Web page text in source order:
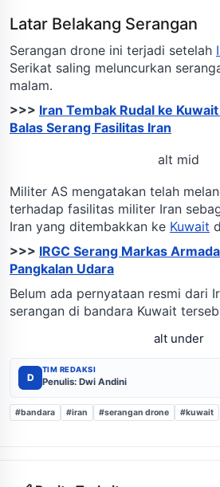
Latar Belakang Serangan
Serangan drone ini terjadi setelah
Serikat saling meluncurkan
malam.
>>> Iran Tembak Rudal ke
Balas Serang Fasilitas Iran
alt mid
Militer AS mengatakan telah
terhadap fasilitas militer Iran
Iran yang ditembakkan ke Kuwait
>>> IRGC Serang Markas
Pangkalan Udara
Belum ada pernyataan resmi dari
serangan di bandara Kuwait
alt under
D
TIM REDAKSI
Penulis: Dwi Andini
#bandara #iran #serangan drone #kuwait